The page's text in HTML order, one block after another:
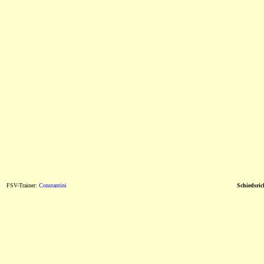
FSV-Trainer: Constantini